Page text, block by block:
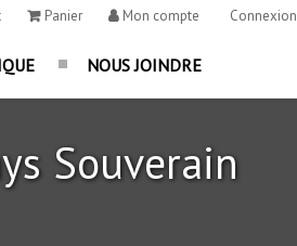
Panier Mon compte Connexion
NOUS JOINDRE
Souverain